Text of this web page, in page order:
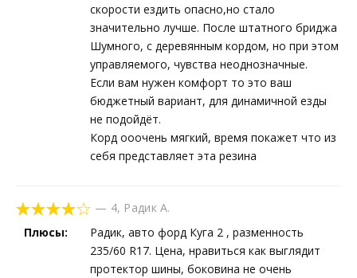
скорости ездить опасно,но стало
значительно лучше. После штатного бриджа
Шумного, с деревянным кордом, но при этом
управляемого, чувства неоднозначные.
Если вам нужен комфорт то это ваш
бюджетный вариант, для динамичной езды
не подойдёт.
Корд ооочень мягкий, время покажет что из
себя представляет эта резина
— 4, Радик А.
Плюсы:
Радик, авто форд Куга 2 , разменность
235/60 R17. Цена, нравиться как выглядит
протектор шины, боковина не очень